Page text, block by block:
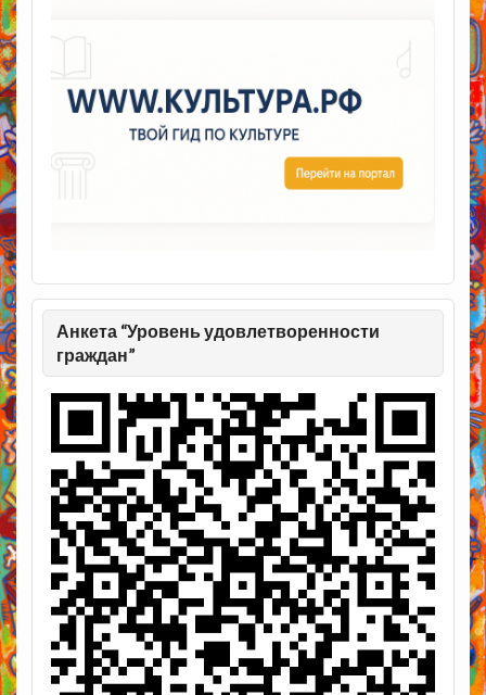
Анкета “Уровень удовлетворенности
граждан”